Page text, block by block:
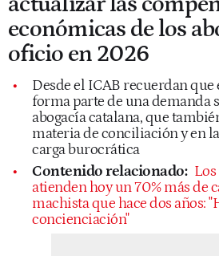
económicas de los
oficio en 2026
Desde el ICAB recuerdan que
forma parte de una demanda
abogacía catalana, que
materia de conciliación y en
carga burocrática
Contenido relacionado:
atienden hoy un 70% más de
machista que hace dos años:
concienciación"